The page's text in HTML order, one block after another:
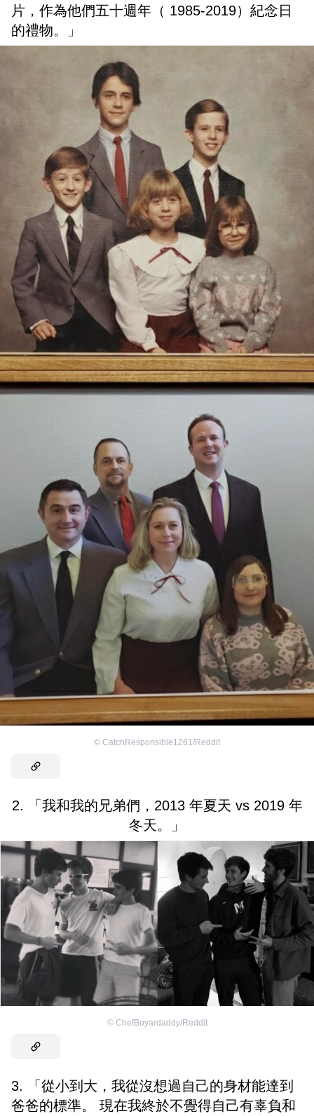
片，作為他們五十週年（ 1985-2019）紀念日
的禮物。」
© CatchResponsible1261/Reddit
2. 「我和我的兄弟們，2013 年夏天 vs 2019 年
冬天。」
© ChefBoyardaddy/Reddit
3. 「從小到大，我從沒想過自己的身材能達到
爸爸的標準。 現在我終於不覺得自己有辜負和